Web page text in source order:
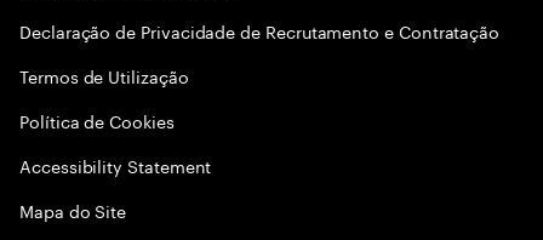
Declaração de Privacidade de Recrutamento e Contratação
Termos de Utilização
Política de Cookies
Accessibility Statement
Mapa do Site